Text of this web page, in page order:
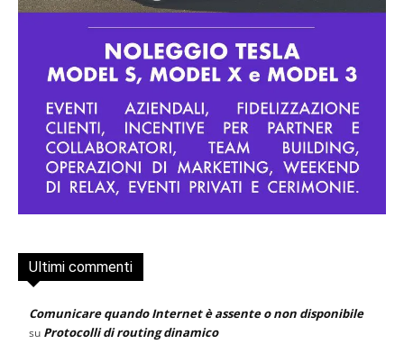
Ultimi commenti
Comunicare quando Internet è assente o non disponibile
su Protocolli di routing dinamico